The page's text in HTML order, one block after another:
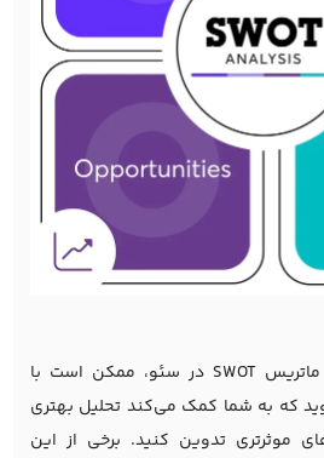
در فرآیند تجزیه و تحلیل ماتریس SWOT در سئو، ممکن است با
که به شما کمک می‌کند تحلیل بهتری
موثرتری تدوین کنید. برخی از این